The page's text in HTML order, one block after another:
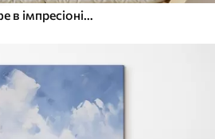
Внутрішній дворик кафе в імпресіоністському стилі з деревом і парасольками